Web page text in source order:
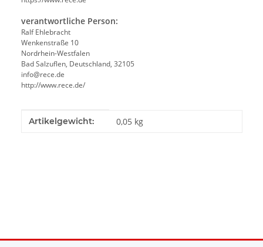
verantwortliche Person:
Ralf Ehlebracht
Wenkenstraße 10
Nordrhein-Westfalen
Bad Salzuflen, Deutschland, 32105
info@rece.de
http://www.rece.de/
Produkteigenschaft
Wert
Artikelgewicht: 0,05 kg